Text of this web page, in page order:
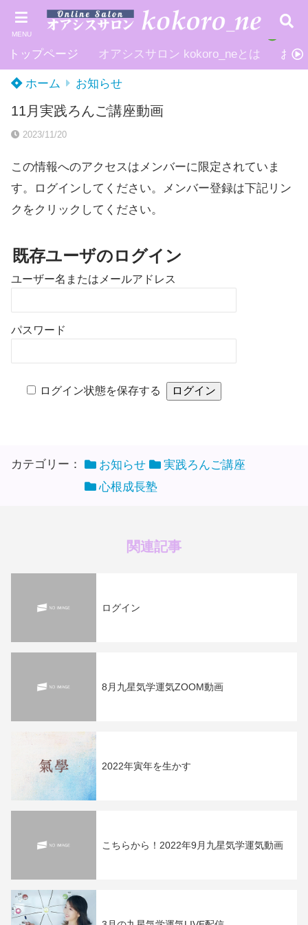
MENU
トップページ オアシスサロン kokoro_neとは お申
ホーム お知らせ
11月実践ろんご講座動画
2023/11/20
この情報へのアクセスはメンバーに限定されていま
す。ログインしてください。メンバー登録は下記リン
クをクリックしてください。
既存ユーザのログイン
ユーザー名またはメールアドレス
パスワード
ログイン状態を保存する
カテゴリー： お知らせ
実践ろんご講座
心根成長塾
関連記事
ログイン
8月九星気学運気ZOOM動画
2022年寅年を生かす
こちらから！2022年9月九星気学運気動画